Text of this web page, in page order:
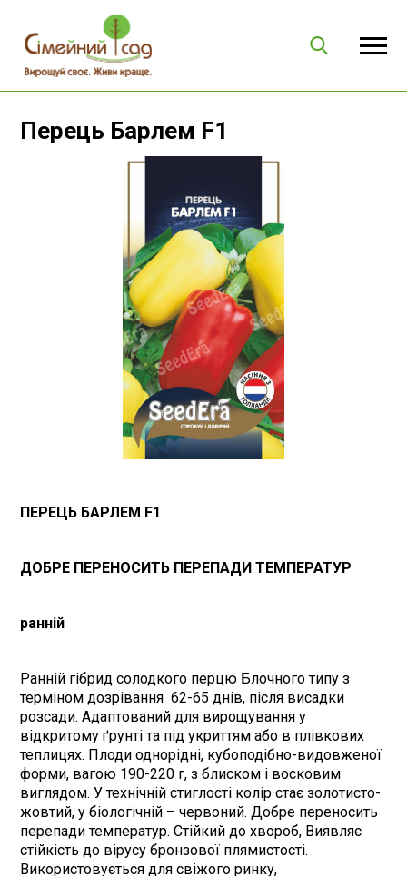
Перець Барлем F1
ПЕРЕЦЬ БАРЛЕМ F1
ДОБРЕ ПЕРЕНОСИТЬ ПЕРЕПАДИ ТЕМПЕРАТУР
ранній
Ранній гібрид солодкого перцю Блочного типу з
терміном дозрівання 62-65 днів, після висадки
розсади. Адаптований для вирощування у
відкритому ґрунті та під укриттям або в плівкових
теплицях. Плоди однорідні, кубоподібно-видовженої
форми, вагою 190-220 г, з блиском і восковим
виглядом. У технічній стиглості колір стає золотисто-
жовтий, у біологічній – червоний. Добре переносить
перепади температур. Стійкий до хвороб, Виявляє
стійкість до вірусу бронзової плямистості.
Використовується для свіжого ринку,